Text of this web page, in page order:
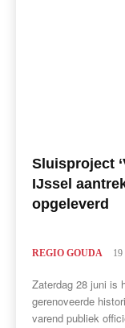
Sluisproject
IJssel
opgeleverd
REGIO GOUDA
Zaterdag 28 juni is
gerenoveerde
varend publiek